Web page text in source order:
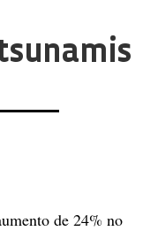
de 24% no